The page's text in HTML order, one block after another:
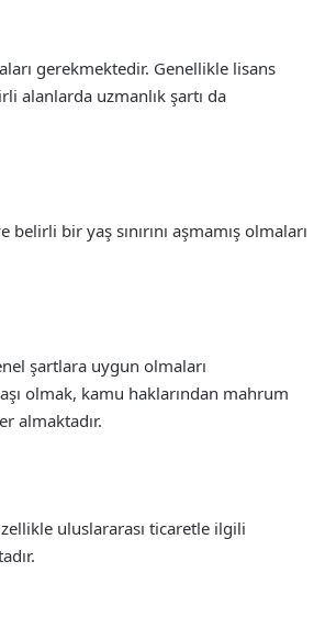
gerekmektedir. Genellikle lisans
alanlarda uzmanlık şartı da
bir yaş sınırını aşmamış olmaları
şartlara uygun olmaları
olmak, kamu haklarından mahrum
almaktadır.
uluslararası ticaretle ilgili